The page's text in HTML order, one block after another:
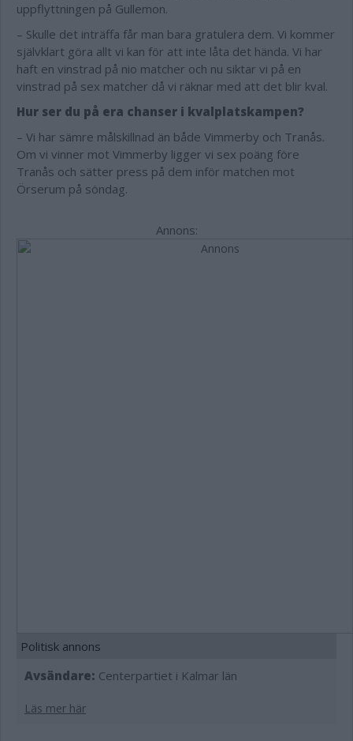
uppflyttningen på Gullemon.
– Skulle det inträffa får man bara gratulera dem. Vi kommer
självklart göra allt vi kan för att inte låta det hända. Vi har
haft en vinstrad på nio matcher och nu siktar vi på en
vinstrad på sex matcher då vi räknar med att det blir kval.
Hur ser du på era chanser i kvalplatskampen?
– Vi har sämre målskillnad än både Vimmerby och Tranås.
Om vi vinner mot Vimmerby ligger vi sex poäng före
Tranås och sätter press på dem inför matchen mot
Örserum på söndag.
Annons:
Politisk annons
Avsändare: Centerpartiet i Kalmar län
Läs mer här